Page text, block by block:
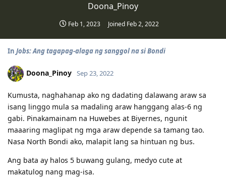
Doona_Pinoy
Feb 1, 2023 Joined Feb 2, 2022
In Jobs: Ang tagapag-alaga ng sanggol na si Bondi
Doona_Pinoy Sep 23, 2022
Kumusta, naghahanap ako ng dadating dalawang araw sa
isang linggo mula sa madaling araw hanggang alas-6 ng
gabi. Pinakamainam na Huwebes at Biyernes, ngunit
maaaring maglipat ng mga araw depende sa tamang tao.
Nasa North Bondi ako, malapit lang sa hintuan ng bus.
Ang bata ay halos 5 buwang gulang, medyo cute at
makatulog nang mag-isa.